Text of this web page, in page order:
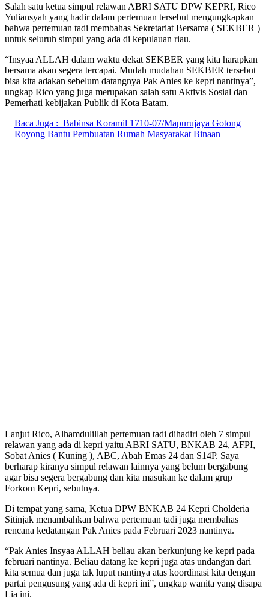
Salah satu ketua simpul relawan ABRI SATU DPW KEPRI, Rico
Yuliansyah yang hadir dalam pertemuan tersebut mengungkapkan
bahwa pertemuan tadi membahas Sekretariat Bersama ( SEKBER )
untuk seluruh simpul yang ada di kepulauan riau.
“Insyaa ALLAH dalam waktu dekat SEKBER yang kita harapkan
bersama akan segera tercapai. Mudah mudahan SEKBER tersebut
bisa kita adakan sebelum datangnya Pak Anies ke kepri nantinya”,
ungkap Rico yang juga merupakan salah satu Aktivis Sosial dan
Pemerhati kebijakan Publik di Kota Batam.
Baca Juga : Babinsa Koramil 1710-07/Mapurujaya Gotong
Royong Bantu Pembuatan Rumah Masyarakat Binaan
Lanjut Rico, Alhamdulillah pertemuan tadi dihadiri oleh 7 simpul
relawan yang ada di kepri yaitu ABRI SATU, BNKAB 24, AFPI,
Sobat Anies ( Kuning ), ABC, Abah Emas 24 dan S14P. Saya
berharap kiranya simpul relawan lainnya yang belum bergabung
agar bisa segera bergabung dan kita masukan ke dalam grup
Forkom Kepri, sebutnya.
Di tempat yang sama, Ketua DPW BNKAB 24 Kepri Cholderia
Sitinjak menambahkan bahwa pertemuan tadi juga membahas
rencana kedatangan Pak Anies pada Februari 2023 nantinya.
“Pak Anies Insyaa ALLAH beliau akan berkunjung ke kepri pada
februari nantinya. Beliau datang ke kepri juga atas undangan dari
kita semua dan juga tak luput nantinya atas koordinasi kita dengan
partai pengusung yang ada di kepri ini”, ungkap wanita yang disapa
Lia ini.